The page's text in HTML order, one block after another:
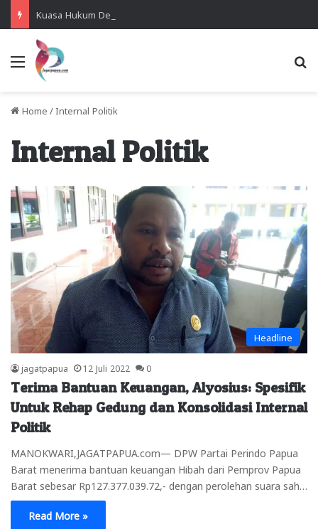
Menu
Home / Internal Politik
Internal Politik
Headline
jagatpapua 12 Juli 2022 0
Terima Bantuan Keuangan, Alyosius: Spesifik
Untuk Rehap Gedung dan Konsolidasi Internal
Politik
MANOKWARI,JAGATPAPUA.com— DPW Partai Perindo Papua
Barat menerima bantuan keuangan Hibah dari Pemprov Papua
Barat sebesar Rp127.377.039.72,- dengan perolehan suara sah…
Read More »